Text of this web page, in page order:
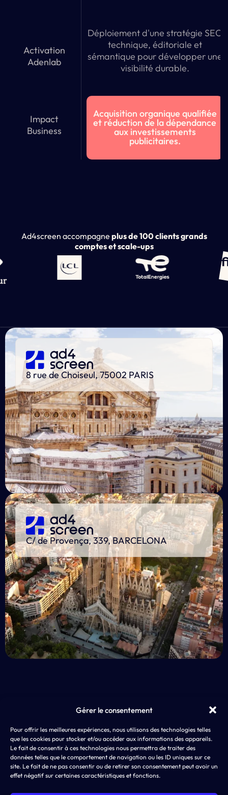
Gérer le consentement
Pour offrir les meilleures expériences, nous utilisons des technologies telles
que les cookies pour stocker et/ou accéder aux informations des appareils.
Le fait de consentir à ces technologies nous permettra de traiter des
données telles que le comportement de navigation ou les ID uniques sur ce
site. Le fait de ne pas consentir ou de retirer son consentement peut avoir un
effet négatif sur certaines caractéristiques et fonctions.
Activation
Adenlab
Déploiement d'une stratégie SEO
technique, éditoriale et
sémantique pour développer une
visibilité durable.
Impact
Business
Acquisition organique qualifiée
et réduction de la dépendance
aux investissements
publicitaires.
Ad4screen accompagne plus de 100 clients grands
comptes et scale-ups
8 rue de Choiseul, 75002 PARIS
C/ de Provença, 339, BARCELONA
AD4SCREEN
8 rue de Choiseul
75002 PARIS
App
SEA